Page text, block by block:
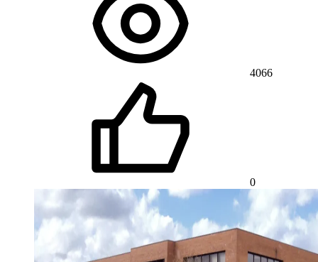
4066
0